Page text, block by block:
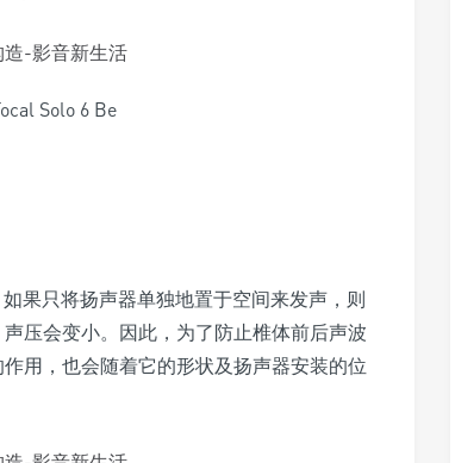
Solo 6 Be
果只将扬声器单独地置于空间来发声，则
压会变小。因此，为了防止椎体前后声波
用，也会随着它的形状及扬声器安装的位